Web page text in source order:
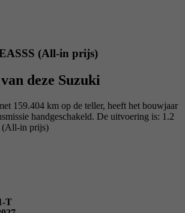
(All-in prijs)
deze Suzuki
159.404 km op de teller, heeft het bouwjaar
handgeschakeld. De uitvoering is: 1.2
in prijs)
T